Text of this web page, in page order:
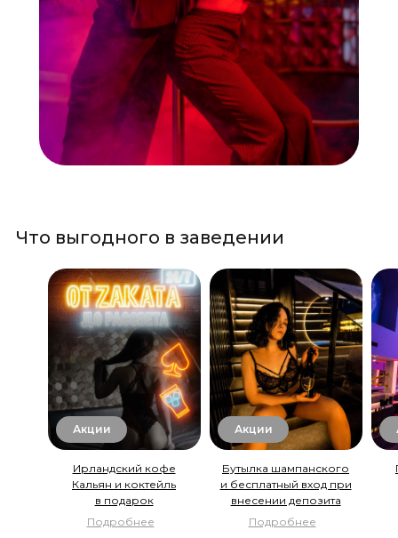
Что выгодного в заведении
Подробнее
Бутылка шампанского
и бесплатный вход при
внесении депозита
Акции
Подробнее
Ирландский кофе
Кальян и коктейль
в подарок
Акции